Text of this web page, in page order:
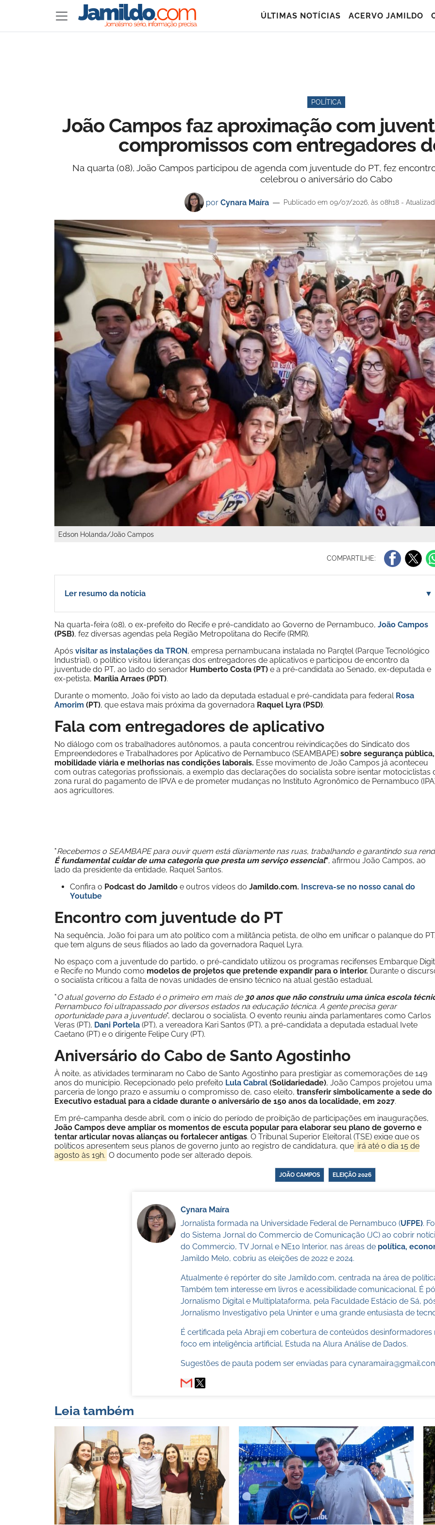
ÚLTIMAS NOTÍCIAS ACERVO JAMILDO
POLÍTICA
João Campos faz aproximação com
compromissos com entregadores
Na quarta (08), João Campos participou de agenda com juventude do PT, fez
celebrou o aniversário do Cabo
por Cynara Maíra Publicado em 09/07/2026, às 08h18 -
Edson Holanda/João Campos
COMPARTILHE:
Ler resumo da notícia ▼
Na quarta-feira (08), o ex-prefeito do Recife e pré-candidato ao Governo de Pernambuco, João Campos
(PSB), fez diversas agendas pela Região Metropolitana do Recife (RMR).
Após visitar as instalações da TRON, empresa pernambucana instalada no Parqtel (Parque Tecnológico
Industrial), o político visitou lideranças dos entregadores de aplicativos e participou de encontro da
juventude do PT, ao lado do senador Humberto Costa (PT) e a pré-candidata ao Senado, ex-deputada e
ex-petista, Marília Arraes (PDT).
Durante o momento, João foi visto ao lado da deputada estadual e pré-candidata para federal Rosa
Amorim (PT), que estava mais próxima da governadora Raquel Lyra (PSD).
Fala com entregadores de aplicativo
No diálogo com os trabalhadores autônomos, a pauta concentrou reivindicações do Sindicato dos
Empreendedores e Trabalhadores por Aplicativo de Pernambuco (SEAMBAPE) sobre segurança pública,
mobilidade viária e melhorias nas condições laborais. Esse movimento de João Campos já aconteceu
com outras categorias profissionais, a exemplo das declarações do socialista sobre isentar motociclistas
zona rural do pagamento de IPVA e de prometer mudanças no Instituto Agronômico de Pernambuco
aos agricultores.
"Recebemos o SEAMBAPE para ouvir quem está diariamente nas ruas, trabalhando e garantindo sua
É fundamental cuidar de uma categoria que presta um serviço essencial", afirmou João Campos, ao
lado da presidente da entidade, Raquel Santos.
Confira o Podcast do Jamildo e outros vídeos do Jamildo.com. Inscreva-se no nosso canal do
Youtube
Encontro com juventude do PT
Na sequência, João foi para um ato político com a militância petista, de olho em unificar o palanque do
que tem alguns de seus filiados ao lado da governadora Raquel Lyra.
No espaço com a juventude do partido, o pré-candidato utilizou os programas recifenses Embarque
e Recife no Mundo como modelos de projetos que pretende expandir para o interior. Durante o
o socialista criticou a falta de novas unidades de ensino técnico na atual gestão estadual.
"O atual governo do Estado é o primeiro em mais de 30 anos que não construiu uma única escola
Pernambuco foi ultrapassado por diversos estados na educação técnica. A gente precisa gerar
oportunidade para a juventude", declarou o socialista. O evento reuniu ainda parlamentares como Carlos
Veras (PT), Dani Portela (PT), a vereadora Kari Santos (PT), a pré-candidata a deputada estadual Ivete
Caetano (PT) e o dirigente Felipe Cury (PT).
Aniversário do Cabo de Santo Agostinho
À noite, as atividades terminaram no Cabo de Santo Agostinho para prestigiar as comemorações de 149
anos do município. Recepcionado pelo prefeito Lula Cabral (Solidariedade), João Campos projetou uma
parceria de longo prazo e assumiu o compromisso de, caso eleito, transferir simbolicamente a sede do
Executivo estadual para a cidade durante o aniversário de 150 anos da localidade, em 2027.
Em pré-campanha desde abril, com o início do período de proibição de participações em inaugurações,
João Campos deve ampliar os momentos de escuta popular para elaborar seu plano de governo e
tentar articular novas alianças ou fortalecer antigas. O Tribunal Superior Eleitoral (TSE) exige que os
políticos apresentem seus planos de governo junto ao registro de candidatura, que irá até o dia 15 de
agosto às 19h. O documento pode ser alterado depois.
JOÃO CAMPOS ELEIÇÃO 2026
Cynara Maíra
Jornalista formada na Universidade Federal de Pernambuco (UFPE).
do Sistema Jornal do Commercio de Comunicação (JC) ao cobrir
do Commercio, TV Jornal e NE10 Interior, nas áreas de política,
Jamildo Melo, cobriu as eleições de 2022 e 2024.
Atualmente é repórter do site Jamildo.com, centrada na área de
Também tem interesse em livros e acessibilidade comunicacional. É
Jornalismo Digital e Multiplataforma, pela Faculdade Estácio de Sá,
Jornalismo Investigativo pela Uninter e uma grande entusiasta de
É certificada pela Abraji em cobertura de conteúdos desinformadores
foco em inteligência artificial. Estuda na Alura Análise de Dados.
Sugestões de pauta podem ser enviadas para
Leia também